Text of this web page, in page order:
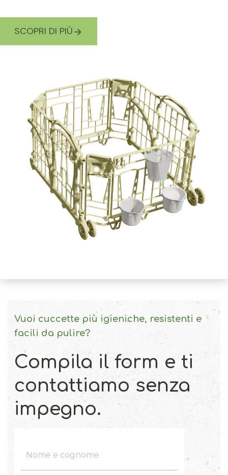
SCOPRI DI PIÙ
Vuoi cuccette più igieniche, resistenti e
facili da pulire?
Compila il form e ti
contattiamo senza
impegno.